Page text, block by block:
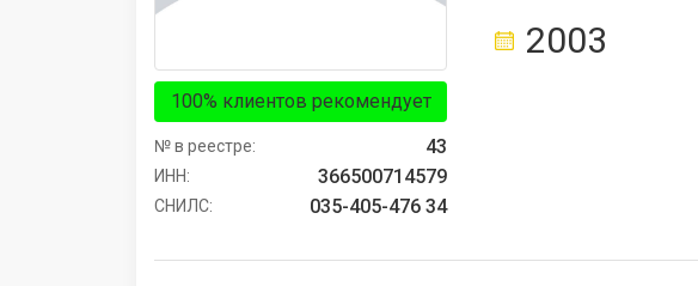
100% клиентов рекомендует
№ в реестре: 43
ИНН: 366500714579
СНИЛС: 035-405-476 34
2003